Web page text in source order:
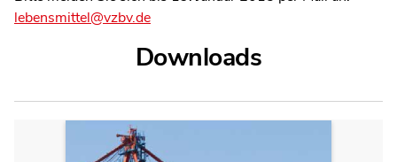
lebensmittel@vzbv.de
Downloads